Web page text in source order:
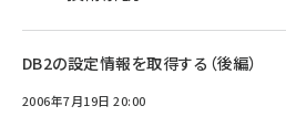
DB2の設定情報を取得する（後編）
2006年7月19日 20:00